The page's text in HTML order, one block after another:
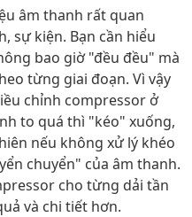
âm thanh rất quan
sự kiện. Bạn cần hiểu
bao giờ "đều đều" mà
từng giai đoạn. Vì vậy
chỉnh compressor ở
to quá thì "kéo" xuống,
nếu không xử lý khéo
chuyển" của âm thanh.
cho từng dải tần
và chi tiết hơn.